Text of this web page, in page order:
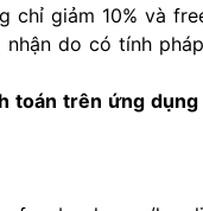
chỉ giảm 10% và
do có tính
toán trên ứng dụng